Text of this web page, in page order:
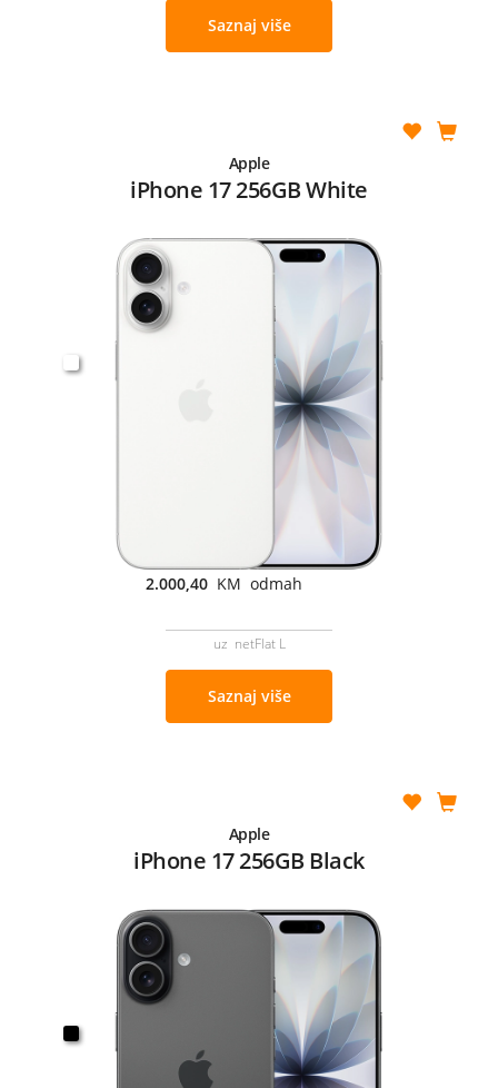
Saznaj više
Apple
iPhone 17 256GB White
2.000,40 KM odmah
uz netFlat L
Saznaj više
Apple
iPhone 17 256GB Black